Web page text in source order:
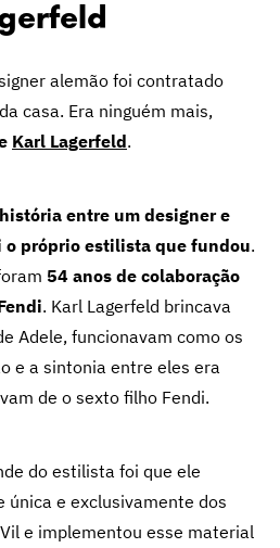
alemão foi contratado
casa. Era ninguém mais,
Karl Lagerfeld.
entre um designer e
o próprio estilista que fundou.
54 anos de colaboração
. Karl Lagerfeld brincava
Adele, funcionavam como os
e a sintonia entre eles era
de o sexto filho Fendi.
do estilista foi que ele
única e exclusivamente dos
e implementou esse material